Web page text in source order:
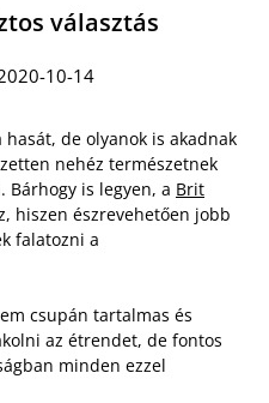
választás
10-14
de olyanok is akadnak
nehéz természetnek
is legyen, a Brit
hiszen észrevehetően jobb
falatozni a
csupán tartalmas és
az étrendet, de fontos
minden ezzel